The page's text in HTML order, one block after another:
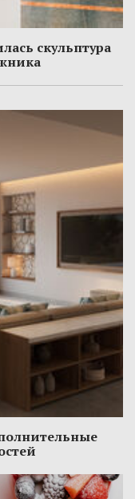
скульптура